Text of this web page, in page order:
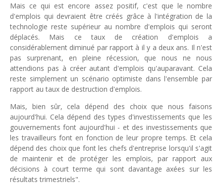
Mais ce qui est encore assez positif, c'est que le nombre
d'emplois qui devraient être créés grâce à l'intégration de la
technologie reste supérieur au nombre d'emplois qui seront
déplacés. Mais ce taux de création d'emplois a
considérablement diminué par rapport à il y a deux ans. Il n'est
pas surprenant, en pleine récession, que nous ne nous
attendions pas à créer autant d'emplois qu'auparavant. Cela
reste simplement un scénario optimiste dans l'ensemble par
rapport au taux de destruction d'emplois.
Mais, bien sûr, cela dépend des choix que nous faisons
aujourd'hui. Cela dépend des types d'investissements que les
gouvernements font aujourd'hui - et des investissements que
les travailleurs font en fonction de leur propre temps. Et cela
dépend des choix que font les chefs d'entreprise lorsqu'il s'agit
de maintenir et de protéger les emplois, par rapport aux
décisions à court terme qui sont davantage axées sur les
résultats trimestriels".